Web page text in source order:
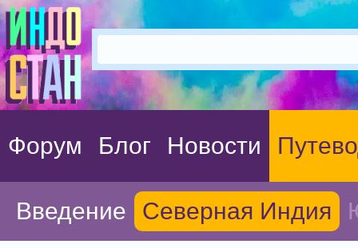
Форум Блог Новости
Введение Северная Индия